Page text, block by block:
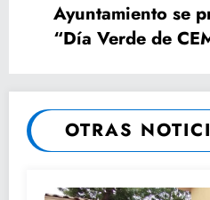
Ayuntamiento se
“Día Verde de
OTRAS